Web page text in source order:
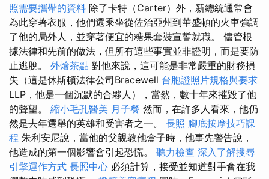
照需要攜帶的資料 除了卡特（Carter）外，新總統通常會
為此穿著衣服，他們還乘坐從佐治亞州到華盛頓的火車強調
了他的局外人，並穿著便宜的糖果套裝宣誓就職。 儘管根
據法律和先前的做法，但所有這些事實並非證明，而是要防
止逃脫。 外燴茶點 對他來說，這可能是非常嚴重的財務損
失（這是休斯頓法律公司Bracewell 台胞證照片規格與要求
LLP，他是一個沉默的合夥人），當然，數十年來摧毀了他
的聲望。 縮小毛孔醫美 月子餐 然而，在許多人看來，他仍
然是去年選舉的英雄和受害者之一。 長照 腳底按摩技巧課
程 朱利安尼說，當他的父親教他盒子時，他事先警告說，
他造成的第一個影響會引起恐慌。 聽力檢查 深入了解搜尋
引擎運作方式 長照中心 必須計算，接受並知道對手會在我